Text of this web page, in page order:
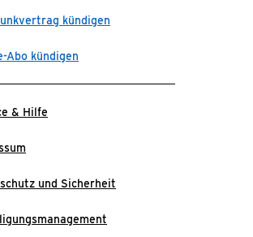
kündigen
Abo kündigen
& Hilfe
und Sicherheit